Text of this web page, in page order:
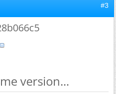
#3
version...